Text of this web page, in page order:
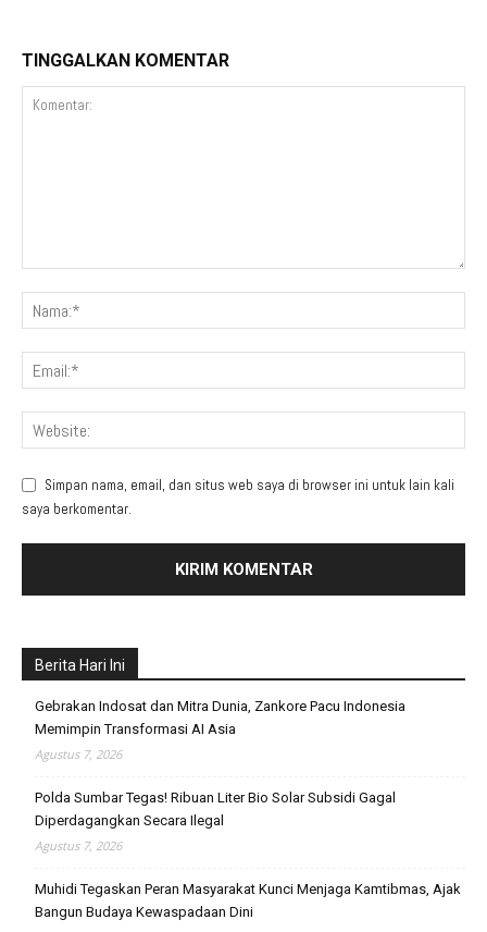
TINGGALKAN KOMENTAR
Simpan nama, email, dan situs web saya di browser ini untuk lain kali
saya berkomentar.
Berita Hari Ini
Gebrakan Indosat dan Mitra Dunia, Zankore Pacu Indonesia
Memimpin Transformasi AI Asia
Agustus 7, 2026
Polda Sumbar Tegas! Ribuan Liter Bio Solar Subsidi Gagal
Diperdagangkan Secara Ilegal
Agustus 7, 2026
Muhidi Tegaskan Peran Masyarakat Kunci Menjaga Kamtibmas, Ajak
Bangun Budaya Kewaspadaan Dini